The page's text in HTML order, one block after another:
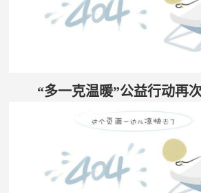
“多一克温暖”公益行动再